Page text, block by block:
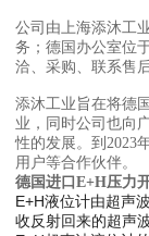
公司由上海添沐工
务；德国办公室位
洽、采购、联系售
添沐工业旨在将德
业，同时公司也向
性的发展。到2023
用户等合作伙伴。
德国进口E+H压力
E+H液位计由超声
收反射回来的超声